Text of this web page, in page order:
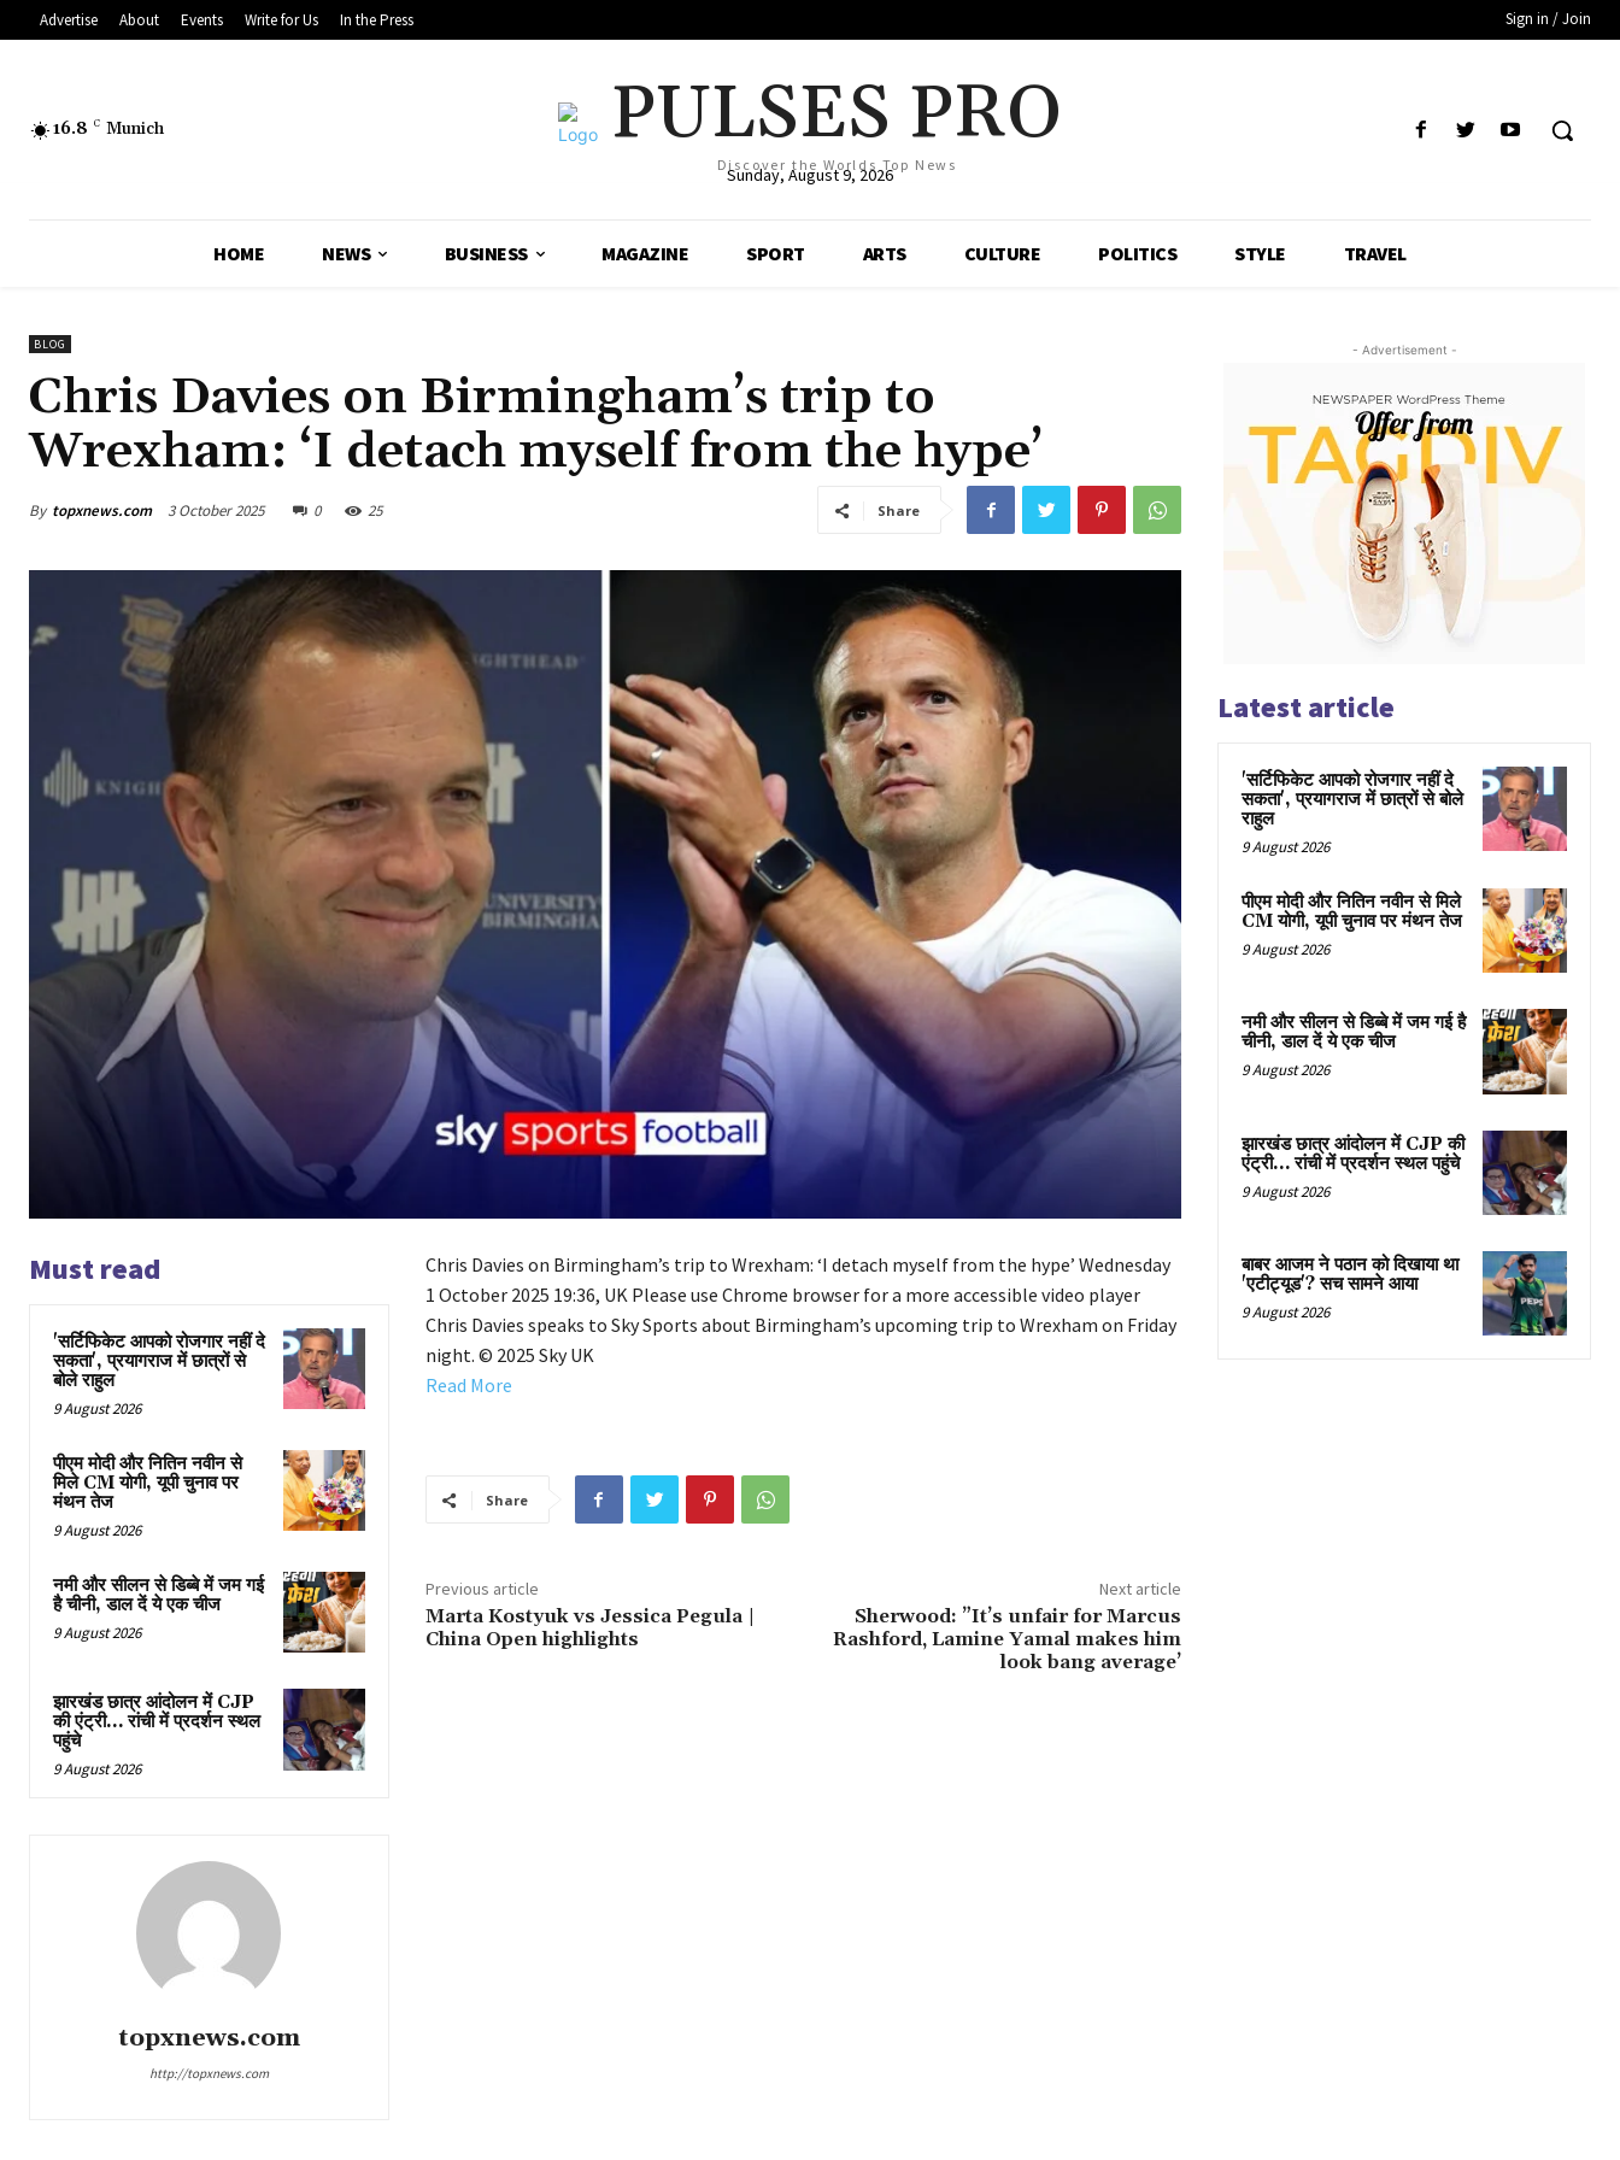
Advertise About Events Write for Us In the Press Sign in / Join
16.8 C Munich PULSES PRO
Discover the Worlds Top News
Sunday, August 9, 2026
HOME NEWS BUSINESS MAGAZINE SPORT ARTS CULTURE POLITICS STYLE TRAVEL
BLOG
Chris Davies on Birmingham’s trip to
Wrexham: ‘I detach myself from the hype’
By topxnews.com 3 October 2025 0 25 Share
Must read
'सर्टिफिकेट आपको रोजगार नहीं दे
सकता', प्रयागराज में छात्रों से
बोले राहुल
9 August 2026
पीएम मोदी और नितिन नवीन से
मिले CM योगी, यूपी चुनाव पर
मंथन तेज
9 August 2026
नमी और सीलन से डिब्बे में जम गई
है चीनी, डाल दें ये एक चीज
9 August 2026
झारखंड छात्र आंदोलन में CJP
की एंट्री… रांची में प्रदर्शन स्थल
पहुंचे
9 August 2026
topxnews.com
http://topxnews.com
Chris Davies on Birmingham’s trip to Wrexham: ‘I detach myself from the hype’ Wednesday
1 October 2025 19:36, UK Please use Chrome browser for a more accessible video player
Chris Davies speaks to Sky Sports about Birmingham’s upcoming trip to Wrexham on Friday
night. © 2025 Sky UK
Read More
Share
Previous article
Marta Kostyuk vs Jessica Pegula |
China Open highlights
Next article
Sherwood: ”It’s unfair for Marcus
Rashford, Lamine Yamal makes him
look bang average’
- Advertisement -
Latest article
'सर्टिफिकेट आपको रोजगार नहीं दे
सकता', प्रयागराज में छात्रों से बोले
राहुल
9 August 2026
पीएम मोदी और नितिन नवीन से मिले
CM योगी, यूपी चुनाव पर मंथन तेज
9 August 2026
नमी और सीलन से डिब्बे में जम गई है
चीनी, डाल दें ये एक चीज
9 August 2026
झारखंड छात्र आंदोलन में CJP की
एंट्री… रांची में प्रदर्शन स्थल पहुंचे
9 August 2026
बाबर आजम ने पठान को दिखाया था
'एटीट्यूड'? सच सामने आया
9 August 2026